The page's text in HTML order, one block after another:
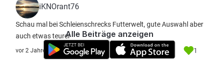
iKNOrant76
Schau mal bei Schleienschrecks Futterwelt, gute Auswahl aber
auch etwas teurer
vor 2 Jahre 1
Alle Beiträge anzeigen